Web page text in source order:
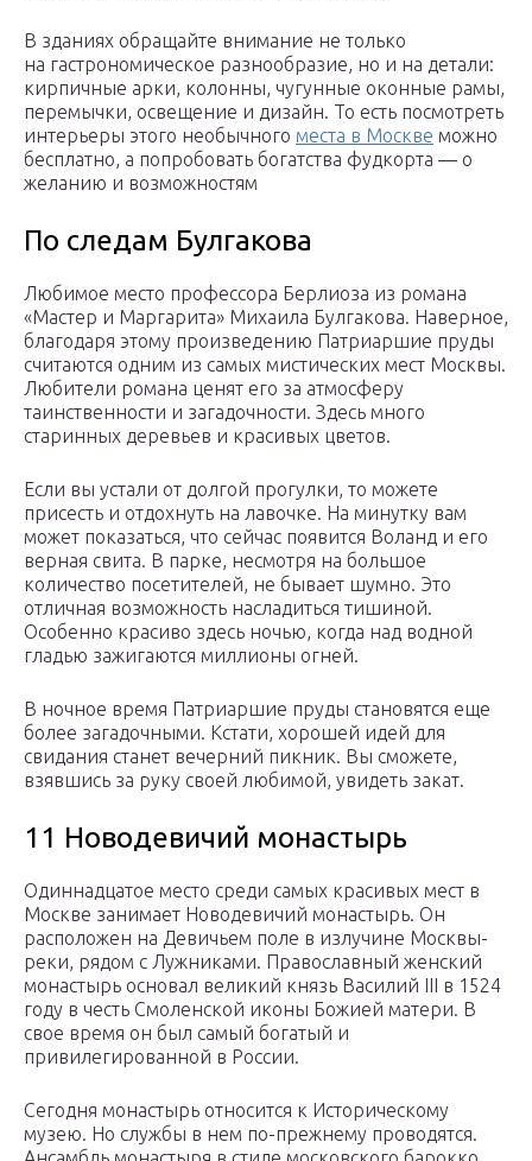
В зданиях обращайте внимание не только
на гастрономическое разнообразие, но и на детали:
кирпичные арки, колонны, чугунные оконные рамы,
перемычки, освещение и дизайн. То есть посмотреть
интерьеры этого необычного места в Москве можно
бесплатно, а попробовать богатства фудкорта — о
желанию и возможностям
По следам Булгакова
Любимое место профессора Берлиоза из романа
«Мастер и Маргарита» Михаила Булгакова. Наверное,
благодаря этому произведению Патриаршие пруды
считаются одним из самых мистических мест Москвы.
Любители романа ценят его за атмосферу
таинственности и загадочности. Здесь много
старинных деревьев и красивых цветов.
Если вы устали от долгой прогулки, то можете
присесть и отдохнуть на лавочке. На минутку вам
может показаться, что сейчас появится Воланд и его
верная свита. В парке, несмотря на большое
количество посетителей, не бывает шумно. Это
отличная возможность насладиться тишиной.
Особенно красиво здесь ночью, когда над водной
гладью зажигаются миллионы огней.
В ночное время Патриаршие пруды становятся еще
более загадочными. Кстати, хорошей идей для
свидания станет вечерний пикник. Вы сможете,
взявшись за руку своей любимой, увидеть закат.
11 Новодевичий монастырь
Одиннадцатое место среди самых красивых мест в
Москве занимает Новодевичий монастырь. Он
расположен на Девичьем поле в излучине Москвы-
реки, рядом с Лужниками. Православный женский
монастырь основал великий князь Василий III в 1524
году в честь Смоленской иконы Божией матери. В
свое время он был самый богатый и
привилегированной в России.
Сегодня монастырь относится к Историческому
музею. Но службы в нем по-прежнему проводятся.